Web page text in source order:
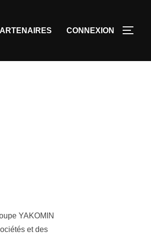
CONNEXION
YAKOMIN
et des